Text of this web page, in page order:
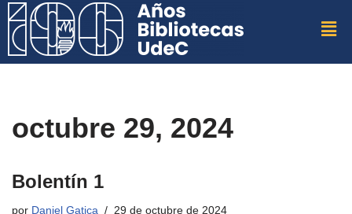
octubre 29, 2024
Bolentín 1
por Daniel Gatica 29 de octubre de 2024